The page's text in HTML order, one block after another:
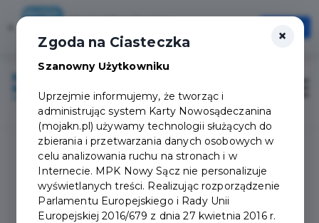
Szybciej, wygodniej, zawsze pod ręką
Otwórz
×
Zgoda na Ciasteczka
Szanowny Użytkowniku
Uprzejmie informujemy, że tworząc i
administrując system Karty Nowosądeczanina
(mojakn.pl) używamy technologii służących do
zbierania i przetwarzania danych osobowych w
celu analizowania ruchu na stronach i w
Internecie. MPK Nowy Sącz nie personalizuje
wyświetlanych treści. Realizując rozporządzenie
Parlamentu Europejskiego i Rady Unii
Europejskiej 2016/679 z dnia 27 kwietnia 2016 r.